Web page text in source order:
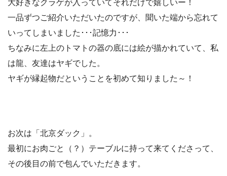
大好きなクラゲが入っていてそれだけで嬉しいー！
一品ずつご紹介いただいたのですが、聞いた端から忘れて
いってしまいました･･･記憶力･･･
ちなみに左上のトマトの器の底には絵が描かれていて、私
は龍、友達はヤギでした。
ヤギが縁起物だということを初めて知りました～！
お次は「北京ダック」。
最初にお肉ごと（？）テーブルに持って来てくださって、
その後目の前で包んでいただきます。